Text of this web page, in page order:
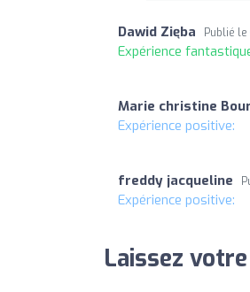
Dawid Zięba Publié le
Expérience
Marie christine
Expérience positive:
freddy jacqueline
Expérience positive:
Laissez votre